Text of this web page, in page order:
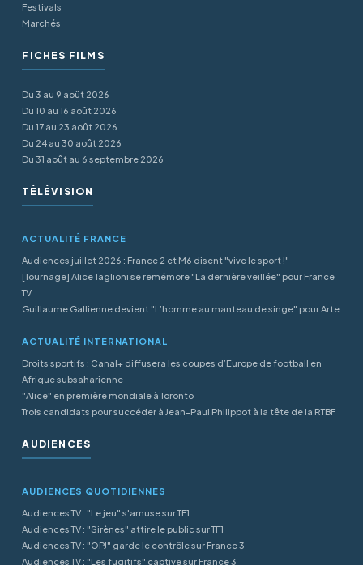
Festivals
Marchés
FICHES FILMS
Du 3 au 9 août 2026
Du 10 au 16 août 2026
Du 17 au 23 août 2026
Du 24 au 30 août 2026
Du 31 août au 6 septembre 2026
TÉLÉVISION
ACTUALITÉ FRANCE
Audiences juillet 2026 : France 2 et M6 disent "vive le sport !"
[Tournage] Alice Taglioni se remémore "La dernière veillée" pour France
TV
Guillaume Gallienne devient "L’homme au manteau de singe" pour Arte
ACTUALITÉ INTERNATIONAL
Droits sportifs : Canal+ diffusera les coupes d’Europe de football en
Afrique subsaharienne
"Alice" en première mondiale à Toronto
Trois candidats pour succéder à Jean-Paul Philippot à la tête de la RTBF
AUDIENCES
AUDIENCES QUOTIDIENNES
Audiences TV : "Le jeu" s'amuse sur TF1
Audiences TV : "Sirènes" attire le public sur TF1
Audiences TV : "OPJ" garde le contrôle sur France 3
Audiences TV : "Les fugitifs" captive sur France 3